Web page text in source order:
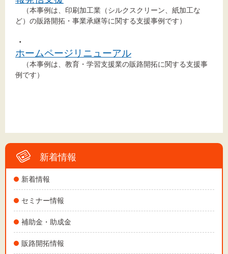
標準 拡大
新着情報
新着情報
セミナー情報
補助金・助成金
販路開拓情報
（本事例は、印刷加工業（シルクスクリーン、紙加工な
ど）の販路開拓・事業承継等に関する支援事例です）
・
ホームページリニューアル
（本事例は、教育・学習支援業の販路開拓に関する支援事
例です）